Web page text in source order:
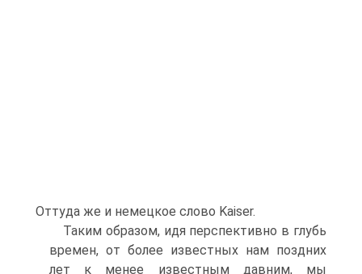
Оттуда же и немецкое слово Kaiser.
Таким образом, идя перспективно в глубь
времен, от более известных нам поздних
лет к менее известным давним, мы